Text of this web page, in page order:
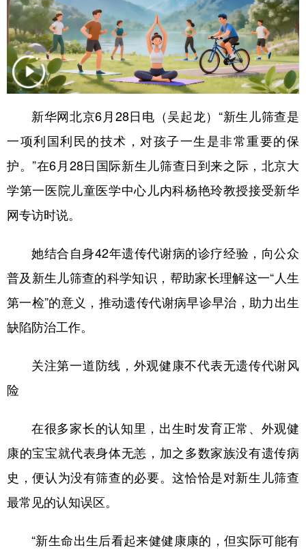
法律 中央文件 金融 汽车
食品 人居 信息化 数字经济
学术中国 乡村振兴 银龄 溯源中国
彩票 娱乐 时尚 悦读
公益 一带一路 亚太网 上市公司
文化产业
北京 天津 河北 山西
辽宁 吉林 上海 江苏
浙江
山东 河南 湖北 湖南
陕西 甘肃 青海 宁夏
新疆 内蒙古 黑龙江
新华网北京6月28日电（吴起龙）“新生儿筛查是
一项利国利民的技术，对孩子一生是非常重要的保
护。”在6月28日国际新生儿筛查日到来之际，北京大
学第一医院儿童医学中心儿内科杨艳玲教授接受新华
网专访时说。
她结合自身42年遗传代谢病的诊疗经验，向公众
普及新生儿筛查的科学知识，帮助家长理解这一“人生
第一检”的意义，推动遗传代谢病早诊早治，助力出生
缺陷防治工作。
关注第一道防线，外观健康不代表无遗传代谢风
险
在很多家长的认知里，出生时发育正常、外观健
康的宝宝就代表身体无恙，加之多数家族没有遗传病
史，便认为没有筛查的必要。这恰恰是对新生儿筛查
最常见的认知误区。
“新生命出生后看起来健健康康的，但实际可能有